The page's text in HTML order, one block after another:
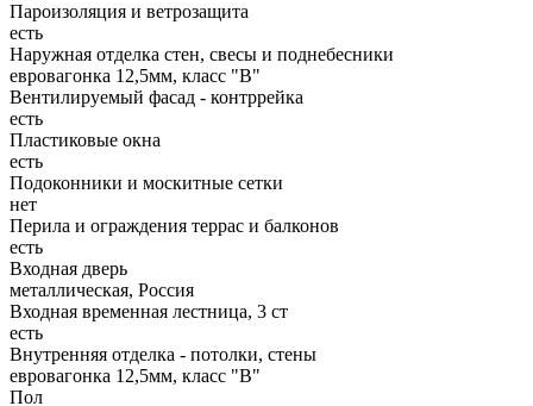
Пароизоляция и ветрозащита
есть
Наружная отделка стен, свесы и поднебесники
евровагонка 12,5мм, класс "В"
Вентилируемый фасад - контррейка
есть
Пластиковые окна
есть
Подоконники и москитные сетки
нет
Перила и ограждения террас и балконов
есть
Входная дверь
металлическая, Россия
Входная временная лестница, 3 ст
есть
Внутренняя отделка - потолки, стены
евровагонка 12,5мм, класс "В"
Пол